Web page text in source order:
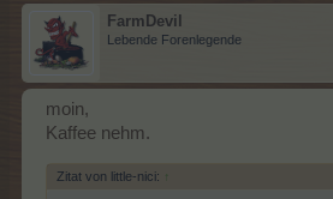
FarmDevil
Lebende Forenlegende
moin,
Kaffee nehm.
Zitat von little-nici: ↑